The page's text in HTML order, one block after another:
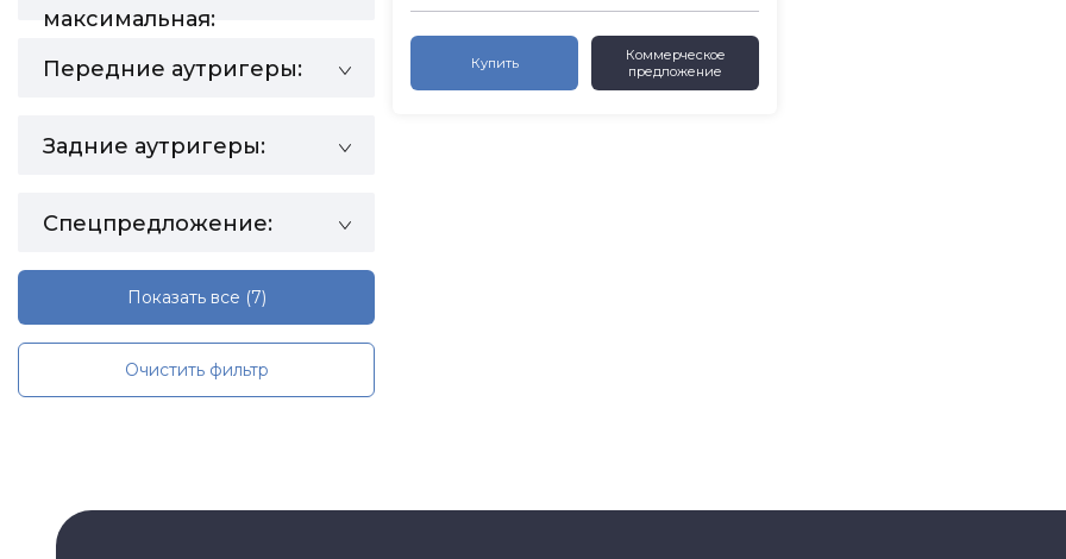
максимальная:
Передние аутригеры:
Задние аутригеры:
Спецпредложение:
Показать все (7)
Очистить фильтр
Купить
Коммерческое
предложение